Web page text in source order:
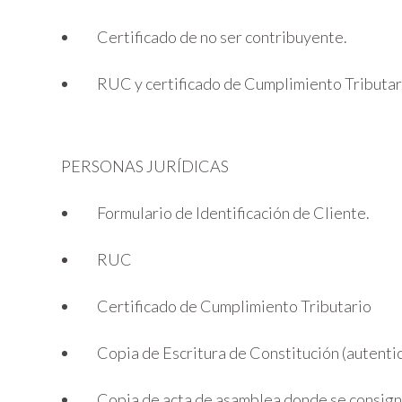
Certificado de no ser contribuyente.
RUC y certificado de Cumplimiento
PERSONAS JURÍDICAS
Formulario de Identificación de Cliente.
RUC
Certificado de Cumplimiento Tributario
Copia de Escritura de Constitución